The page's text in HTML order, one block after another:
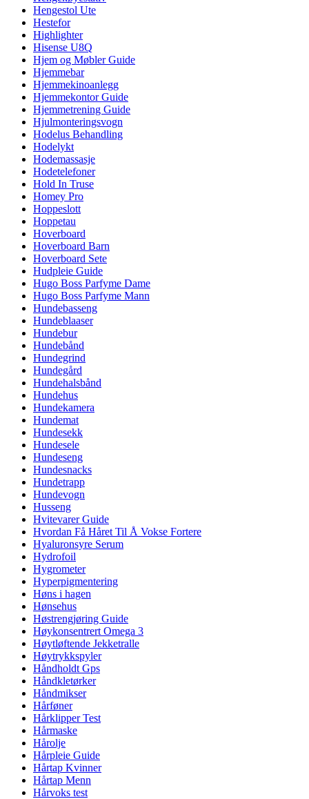
Hengestol Ute
Hestefor
Highlighter
Hisense U8Q
Hjem og Møbler Guide
Hjemmebar
Hjemmekinoanlegg
Hjemmekontor Guide
Hjemmetrening Guide
Hjulmonteringsvogn
Hodelus Behandling
Hodelykt
Hodemassasje
Hodetelefoner
Hold In Truse
Homey Pro
Hoppeslott
Hoppetau
Hoverboard
Hoverboard Barn
Hoverboard Sete
Hudpleie Guide
Hugo Boss Parfyme Dame
Hugo Boss Parfyme Mann
Hundebasseng
Hundeblaaser
Hundebur
Hundebånd
Hundegrind
Hundegård
Hundehalsbånd
Hundehus
Hundekamera
Hundemat
Hundesekk
Hundesele
Hundeseng
Hundesnacks
Hundetrapp
Hundevogn
Husseng
Hvitevarer Guide
Hvordan Få Håret Til Å Vokse Fortere
Hyaluronsyre Serum
Hydrofoil
Hygrometer
Hyperpigmentering
Høns i hagen
Hønsehus
Høstrengjøring Guide
Høykonsentrert Omega 3
Høytløftende Jekketralle
Høytrykkspyler
Håndholdt Gps
Håndkletørker
Håndmikser
Hårføner
Hårklipper Test
Hårmaske
Hårolje
Hårpleie Guide
Hårtap Kvinner
Hårtap Menn
Hårvoks test